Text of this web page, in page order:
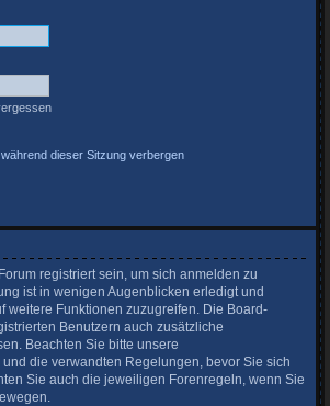
dieser Sitzung verbergen
registriert sein, um sich anmelden zu
ist in wenigen Augenblicken erledigt und
weitere Funktionen zuzugreifen. Die Board-
Benutzern auch zusätzliche
Beachten Sie bitte unsere
die verwandten Regelungen, bevor Sie sich
Sie auch die jeweiligen Forenregeln, wenn Sie